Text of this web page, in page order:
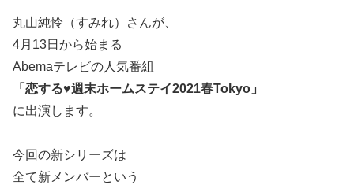
丸山純怜（すみれ）さんが、
4月13日から始まる
Abemaテレビの人気番組
「恋する♥週末ホームステイ2021春Tokyo」
に出演します。
今回の新シリーズは
全て新メンバーという